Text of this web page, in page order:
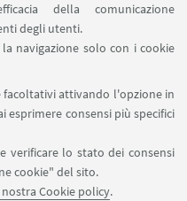
della comunicazione
degli utenti.
navigazione solo con i cookie
facoltativi attivando l'opzione in
esprimere consensi più specifici
verificare lo stato dei consensi
cookie" del sito.
Cookie policy.
per intendere il
riscoperta di un
da Volpe come
o suffragare certe
o rimaste in
e quasi come